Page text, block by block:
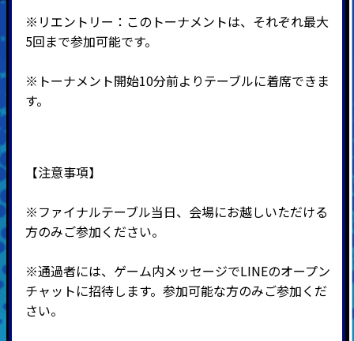
※ リエントリー：このトーナメントは、それぞれ最大
5回まで参加可能です。
※トーナメント開始10分前よりテーブルに着席できま
す。
【注意事項】
※ファイナルテーブル当日、会場にお越しいただける
方のみご参加ください。
※通過者には、ゲーム内メッセージでLINEのオープン
チャットに招待します。参加可能な方のみご参加くだ
さい。